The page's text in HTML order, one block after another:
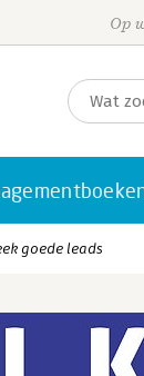
Op
goede leads